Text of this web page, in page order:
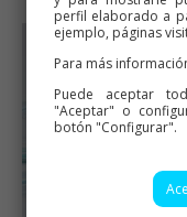
perfil elaborado a
ejemplo, páginas
Para más
Puede aceptar
"Aceptar" o
botón "Configurar".